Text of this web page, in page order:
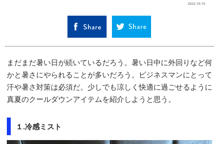
2023.10.15
まだまだ暑い日が続いているだろう。暑い日中に外回りなど何
かと暑さにやられることが多いだろう。ビジネスマンにとって
汗や暑さ対策は必須だ。少しでも涼しく快適に過ごせるように
真夏のクールダウンアイテムを紹介しようと思う。
１.冷感ミスト